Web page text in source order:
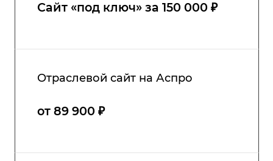
Сайт ‭«под ключ» за 150 000 ₽
Отраслевой сайт на Аспро
от 89 900 ₽